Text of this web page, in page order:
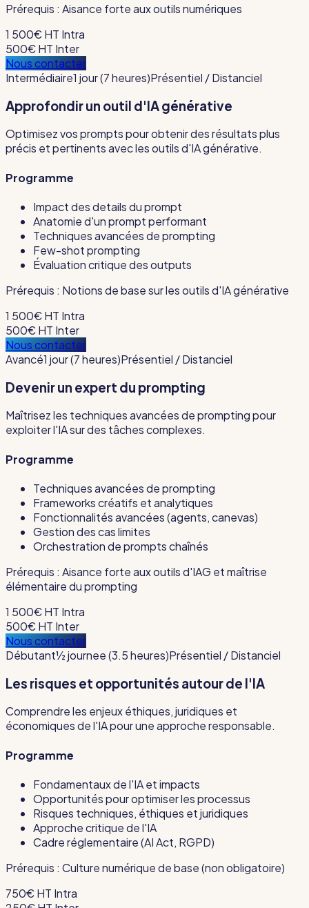
Prérequis : Aisance forte aux outils numériques
1 500€ HT Intra
500€ HT Inter
Nous contacter
Intermédiaire1 jour (7 heures)Présentiel / Distanciel
Approfondir un outil d'IA générative
Optimisez vos prompts pour obtenir des résultats plus
précis et pertinents avec les outils d'IA générative.
Programme
Impact des details du prompt
Anatomie d'un prompt performant
Techniques avancées de prompting
Few-shot prompting
Évaluation critique des outputs
Prérequis : Notions de base sur les outils d'IA générative
1 500€ HT Intra
500€ HT Inter
Nous contacter
Avancé1 jour (7 heures)Présentiel / Distanciel
Devenir un expert du prompting
Maîtrisez les techniques avancées de prompting pour
exploiter l'IA sur des tâches complexes.
Programme
Techniques avancées de prompting
Frameworks créatifs et analytiques
Fonctionnalités avancées (agents, canevas)
Gestion des cas limites
Orchestration de prompts chaînés
Prérequis : Aisance forte aux outils d'IAG et maîtrise
élémentaire du prompting
1 500€ HT Intra
500€ HT Inter
Nous contacter
Débutant½ journee (3.5 heures)Présentiel / Distanciel
Les risques et opportunités autour de l'IA
Comprendre les enjeux éthiques, juridiques et
économiques de l'IA pour une approche responsable.
Programme
Fondamentaux de l'IA et impacts
Opportunités pour optimiser les processus
Risques techniques, éthiques et juridiques
Approche critique de l'IA
Cadre réglementaire (AI Act, RGPD)
Prérequis : Culture numérique de base (non obligatoire)
750€ HT Intra